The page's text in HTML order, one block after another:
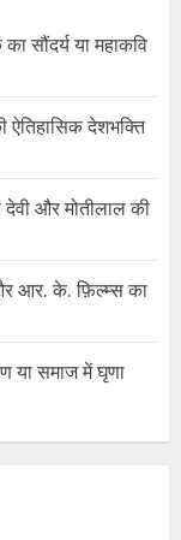
सौंदर्य या महाकवि
ऐतिहासिक देशभक्ति
और मोतीलाल की
आर. के. फ़िल्म्स का
या समाज में घृणा